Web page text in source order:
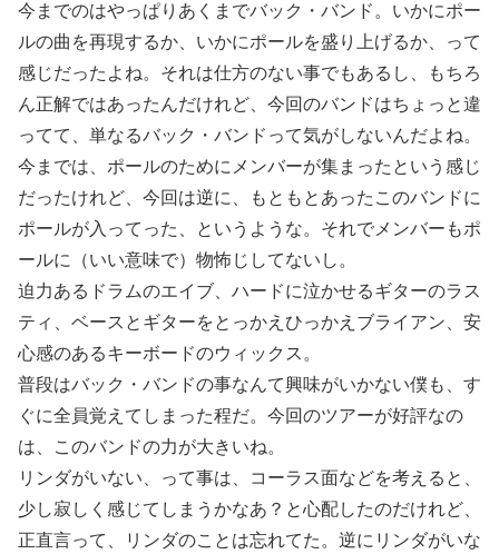
今までのはやっぱりあくまでバック・バンド。いかにポー
ルの曲を再現するか、いかにポールを盛り上げるか、って
感じだったよね。それは仕方のない事でもあるし、もちろ
ん正解ではあったんだけれど、今回のバンドはちょっと違
ってて、単なるバック・バンドって気がしないんだよね。
今までは、ポールのためにメンバーが集まったという感じ
だったけれど、今回は逆に、もともとあったこのバンドに
ポールが入ってった、というような。それでメンバーもポ
ールに（いい意味で）物怖じしてないし。
迫力あるドラムのエイブ、ハードに泣かせるギターのラス
ティ、ベースとギターをとっかえひっかえブライアン、安
心感のあるキーボードのウィックス。
普段はバック・バンドの事なんて興味がいかない僕も、す
ぐに全員覚えてしまった程だ。今回のツアーが好評なの
は、このバンドの力が大きいね。
リンダがいない、って事は、コーラス面などを考えると、
少し寂しく感じてしまうかなあ？と心配したのだけれど、
正直言って、リンダのことは忘れてた。逆にリンダがいな